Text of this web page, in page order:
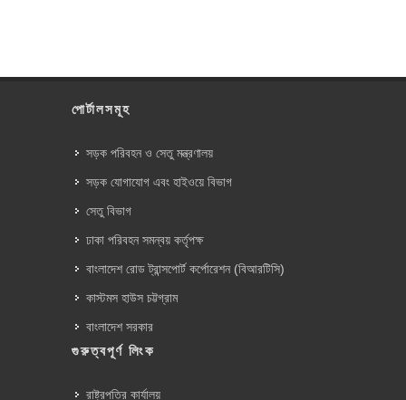
পোর্টালসমূহ
সড়ক পরিবহন ও সেতু মন্ত্রণালয়
সড়ক যোগাযোগ এবং হাইওয়ে বিভাগ
সেতু বিভাগ
ঢাকা পরিবহন সমন্বয় কর্তৃপক্ষ
বাংলাদেশ রোড ট্রান্সপোর্ট কর্পোরেশন (বিআরটিসি)
কাস্টমস হাউস চট্টগ্রাম
বাংলাদেশ সরকার
গুরুত্বপূর্ণ লিংক
রাষ্ট্রপতির কার্যালয়